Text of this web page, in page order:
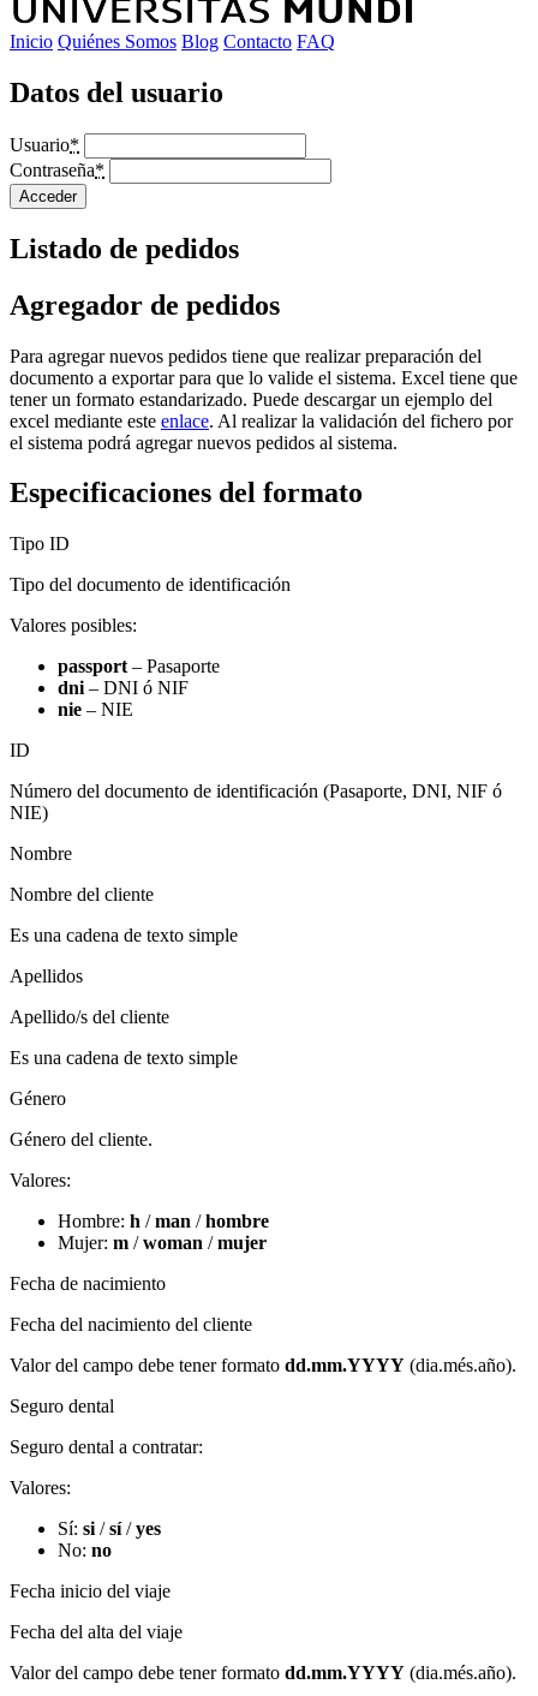
Inicio Quiénes Somos Blog Contacto FAQ
Datos del usuario
Usuario*
Contraseña*
Acceder
Listado de pedidos
Agregador de pedidos
Para agregar nuevos pedidos tiene que realizar preparación del
documento a exportar para que lo valide el sistema. Excel tiene que
tener un formato estandarizado. Puede descargar un ejemplo del
excel mediante este enlace. Al realizar la validación del fichero por
el sistema podrá agregar nuevos pedidos al sistema.
Especificaciones del formato
Tipo ID
Tipo del documento de identificación
Valores posibles:
passport – Pasaporte
dni – DNI ó NIF
nie – NIE
ID
Número del documento de identificación (Pasaporte, DNI, NIF ó
NIE)
Nombre
Nombre del cliente
Es una cadena de texto simple
Apellidos
Apellido/s del cliente
Es una cadena de texto simple
Género
Género del cliente.
Valores:
Hombre: h /man /hombre
Mujer: m /woman /mujer
Fecha de nacimiento
Fecha del nacimiento del cliente
Valor del campo debe tener formato dd.mm.YYYY (dia.més.año)​.
Seguro dental
Seguro dental a contratar:
Valores:
Sí: si /sí/yes
No: no
Fecha inicio del viaje
Fecha del alta del viaje
Valor del campo debe tener formato dd.mm.YYYY (dia.més.año)​.